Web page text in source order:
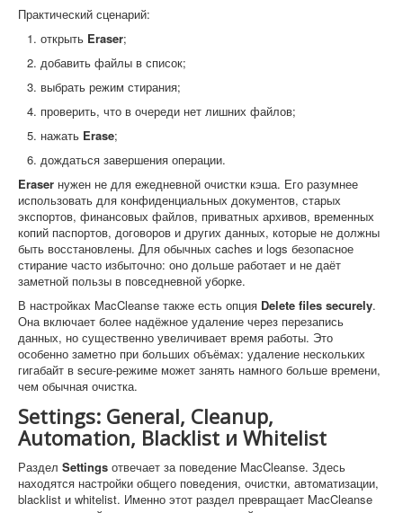
Практический сценарий:
открыть Eraser;
добавить файлы в список;
выбрать режим стирания;
проверить, что в очереди нет лишних файлов;
нажать Erase;
дождаться завершения операции.
Eraser нужен не для ежедневной очистки кэша. Его разумнее
использовать для конфиденциальных документов, старых
экспортов, финансовых файлов, приватных архивов, временных
копий паспортов, договоров и других данных, которые не должны
быть восстановлены. Для обычных caches и logs безопасное
стирание часто избыточно: оно дольше работает и не даёт
заметной пользы в повседневной уборке.
В настройках MacCleanse также есть опция Delete files securely.
Она включает более надёжное удаление через перезапись
данных, но существенно увеличивает время работы. Это
особенно заметно при больших объёмах: удаление нескольких
гигабайт в secure-режиме может занять намного больше времени,
чем обычная очистка.
Settings: General, Cleanup,
Automation, Blacklist и Whitelist
Раздел Settings отвечает за поведение MacCleanse. Здесь
находятся настройки общего поведения, очистки, автоматизации,
blacklist и whitelist. Именно этот раздел превращает MacCleanse